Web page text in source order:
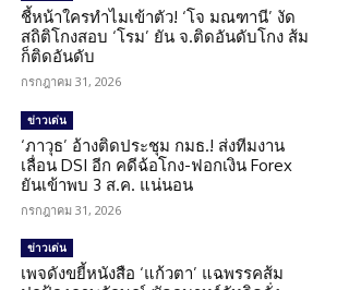
ชี้หน้าใครทำไมเข้าตัว! ‘โจ มณฑานี’ งัด
สถิติโกงสอบ ‘โรม’ ยัน จ.ติดอันดับโกง ส้ม
ก็ติดอันดับ
กรกฎาคม 31, 2026
ข่าวเด่น
‘ภาวุธ’ อ้างติดประชุม กมธ.! ส่งทีมงาน
เลื่อน DSI อีก คดีฉ้อโกง-ฟอกเงิน Forex
ยันเข้าพบ 3 ส.ค. แน่นอน
กรกฎาคม 31, 2026
ข่าวเด่น
เพจดังขยี้หนังสือ ‘แก้วตา’ แฉพรรคส้ม